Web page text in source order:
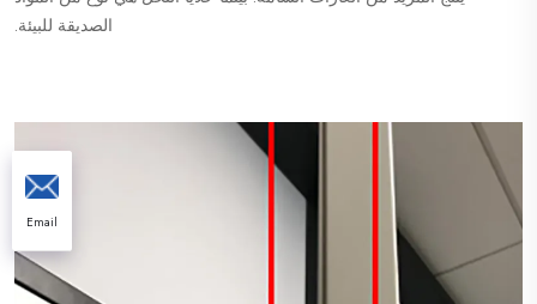
الصديقة للبيئة.
Email